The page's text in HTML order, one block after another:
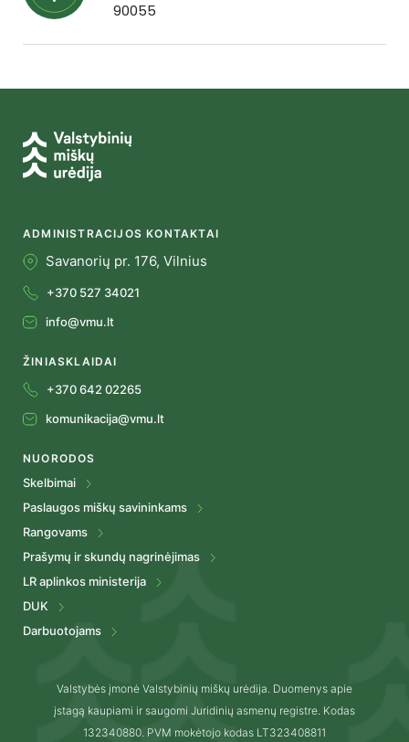
90055
ADMINISTRACIJOS KONTAKTAI
Savanorių pr. 176, Vilnius
+370 527 34021
info@vmu.lt
ŽINIASKLAIDAI
+370 642 02265
komunikacija@vmu.lt
NUORODOS
Skelbimai
Paslaugos miškų savininkams
Rangovams
Prašymų ir skundų nagrinėjimas
LR aplinkos ministerija
DUK
Darbuotojams
Valstybės įmonė Valstybinių miškų urėdija. Duomenys apie
įstagą kaupiami ir saugomi Juridinių asmenų registre. Kodas
132340880. PVM mokėtojo kodas LT323408811